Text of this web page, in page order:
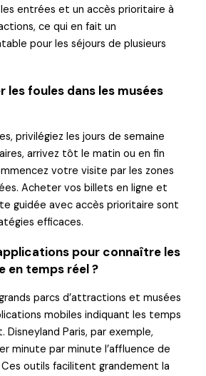
entrées et un accès prioritaire à
ce qui en fait un
pour les séjours de plusieurs
les foules dans les musées
privilégiez les jours de semaine
arrivez tôt le matin ou en fin
votre visite par les zones
Acheter vos billets en ligne et
guidée avec accès prioritaire sont
efficaces.
pour connaître les
en temps réel ?
parcs d’attractions et musées
mobiles indiquant les temps
Paris, par exemple,
minute par minute l’affluence de
outils facilitent grandement la